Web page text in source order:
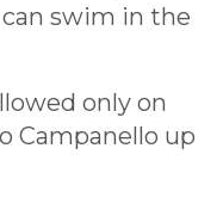
swim in the
only on
Campanello up